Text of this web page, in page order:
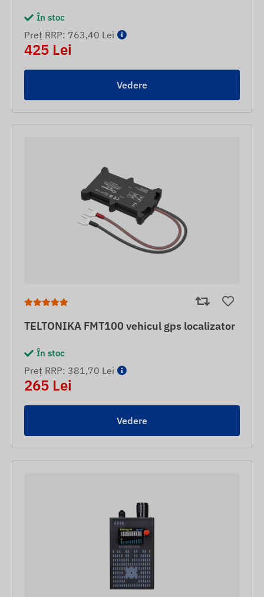
În stoc
Preț RRP: 763,40 Lei
425 Lei
Vedere
TELTONIKA FMT100 vehicul gps localizator
În stoc
Preț RRP: 381,70 Lei
265 Lei
Vedere